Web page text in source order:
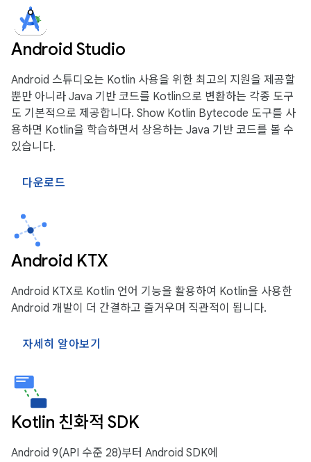
Android Studio
Android 스튜디오는 Kotlin 사용을 위한 최고의 지원을 제공할
뿐만 아니라 Java 기반 코드를 Kotlin으로 변환하는 각종 도구
도 기본적으로 제공합니다. Show Kotlin Bytecode 도구를 사
용하면 Kotlin을 학습하면서 상응하는 Java 기반 코드를 볼 수
있습니다.
다운로드
Android KTX
Android KTX로 Kotlin 언어 기능을 활용하여 Kotlin을 사용한
Android 개발이 더 간결하고 즐거우며 직관적이 됩니다.
자세히 알아보기
Kotlin 친화적 SDK
Android 9(API 수준 28)부터 Android SDK에